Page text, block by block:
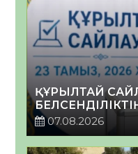
ҚҰРЫЛТАЙ
07.08.2026